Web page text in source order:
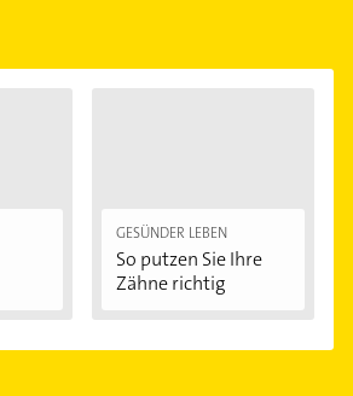
GESÜNDER LEBEN
So putzen Sie Ihre
Zähne richtig